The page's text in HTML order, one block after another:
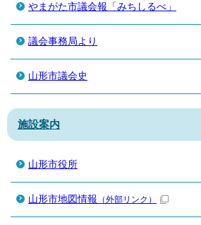
やまがた市議会報「みちしるべ」
議会事務局より
山形市議会史
施設案内
山形市役所
山形市地図情報 （外部リンク）